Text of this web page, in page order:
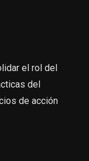
el rol del
del
de acción